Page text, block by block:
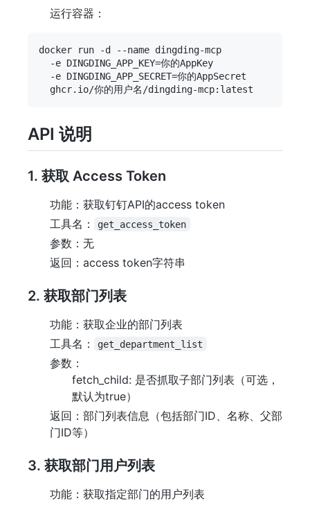
运行容器：
docker run -d --name dingding-mcp
  -e DINGDING_APP_KEY=你的AppKey
  -e DINGDING_APP_SECRET=你的AppSecret
API 说明
1. 获取 Access Token
功能：获取钉钉API的access token
工具名：
get_access_token
参数：无
返回：access token字符串
2. 获取部门列表
功能：获取企业的部门列表
工具名：
get_department_list
参数：
fetch_child: 是否抓取子部门列表（可选，
默认为true）
返回：部门列表信息（包括部门ID、名称、父部
门ID等）
3. 获取部门用户列表
功能：获取指定部门的用户列表